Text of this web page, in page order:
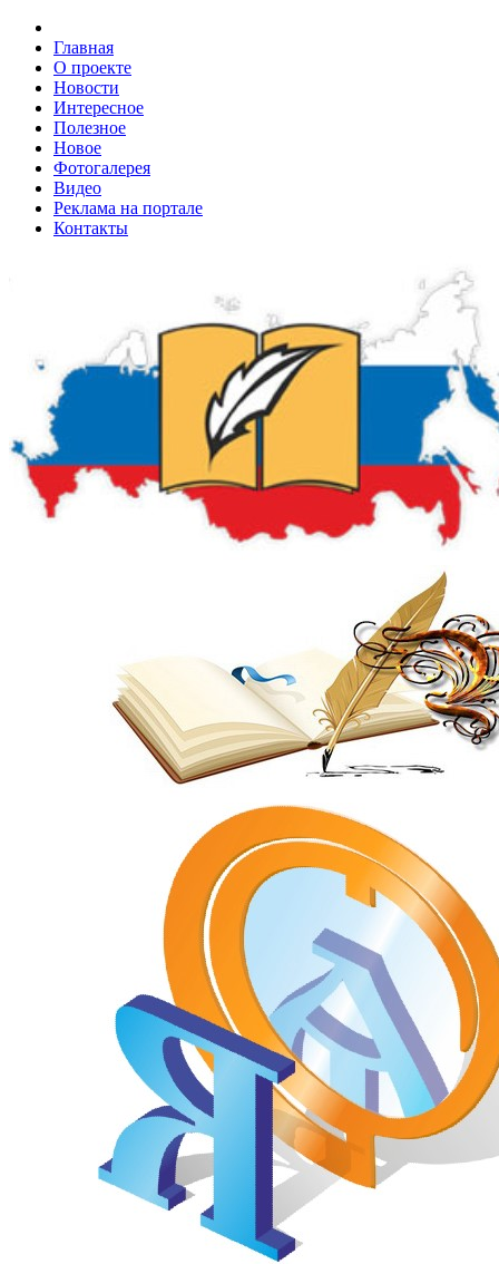
Главная
О проекте
Новости
Интересное
Полезное
Новое
Фотогалерея
Видео
Реклама на портале
Контакты